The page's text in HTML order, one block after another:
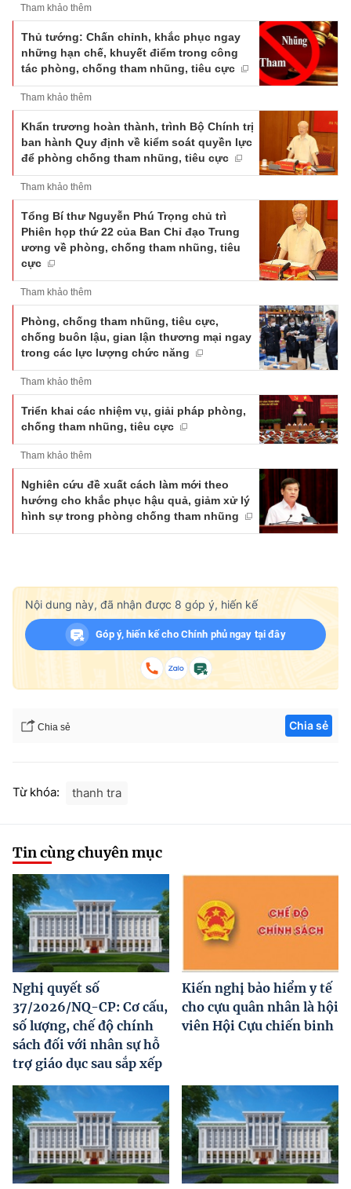
Tham khảo thêm
Thủ tướng: Chấn chỉnh, khắc phục ngay
những hạn chế, khuyết điểm trong công
tác phòng, chống tham nhũng, tiêu cực
Tham khảo thêm
Khẩn trương hoàn thành, trình Bộ Chính trị
ban hành Quy định về kiểm soát quyền lực
để phòng chống tham nhũng, tiêu cực
Tham khảo thêm
Tổng Bí thư Nguyễn Phú Trọng chủ trì
Phiên họp thứ 22 của Ban Chỉ đạo Trung
ương về phòng, chống tham nhũng, tiêu
cực
Tham khảo thêm
Phòng, chống tham nhũng, tiêu cực,
chống buôn lậu, gian lận thương mại ngay
trong các lực lượng chức năng
Tham khảo thêm
Triển khai các nhiệm vụ, giải pháp phòng,
chống tham nhũng, tiêu cực
Tham khảo thêm
Nghiên cứu đề xuất cách làm mới theo
hướng cho khắc phục hậu quả, giảm xử lý
hình sự trong phòng chống tham nhũng
Nội dung này, đã nhận được 8 góp ý, hiến kế
Góp ý, hiến kế cho Chính phủ ngay tại đây
Chia sẻ Chia sẻ
Từ khóa: thanh tra
Tin cùng chuyên mục
Nghị quyết số
37/2026/NQ-CP: Cơ cấu,
số lượng, chế độ chính
sách đối với nhân sự hỗ
trợ giáo dục sau sắp xếp
Kiến nghị bảo hiểm y tế
cho cựu quân nhân là hội
viên Hội Cựu chiến binh